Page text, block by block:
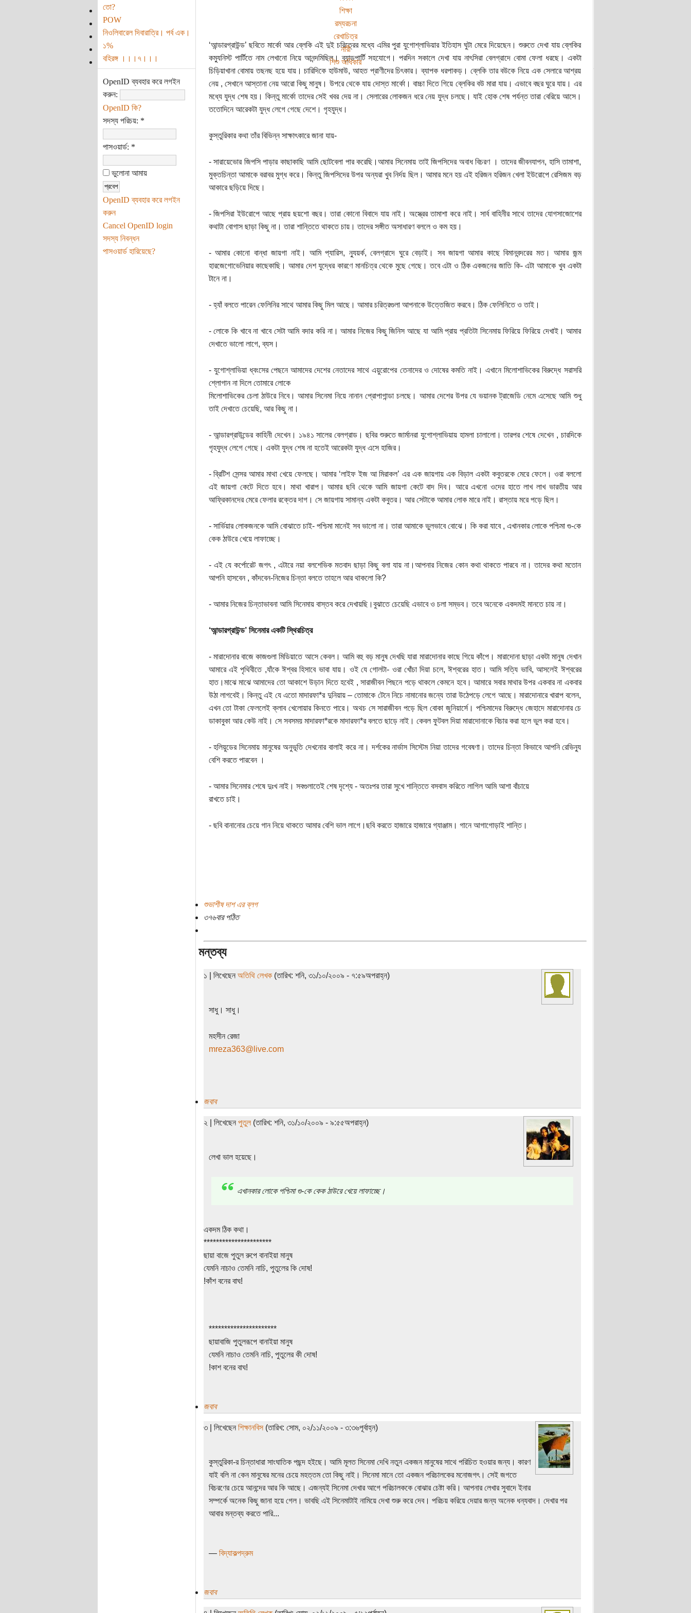
শিক্ষা
রম্যরচনা
রেখাচিত্র
নারী
শিশু অধিকার
তো?
POW
নিওলিবারেল দিবারাত্রি। পর্ব এক।
১%
বহিরঙ্গ ।।।৭।।।
OpenID ব্যবহার করে লগইন
করুন:
OpenID কি?
সদস্য পরিচয়: *
পাসওয়ার্ড: *
ভুলোনা আমায়
OpenID ব্যবহার করে লগইন
করুন
Cancel OpenID login
সদস্য নিবন্ধন
পাসওয়ার্ড হারিয়েছে?
‘আন্ডারগ্রাউন্ড’ ছবিতে মার্কো আর ব্লেকি এই দুই চরিত্রের মধ্যে এমির পুরা যুগোশ্লাভিয়ার ইতিহাস ঘুটা মেরে দিয়েছেন। শুরুতে দেখা যায় ব্লেকির
কম্যুনিস্ট পার্টিতে নাম লেখানো নিয়ে আনন্দমিছিল। ব্যান্ডপার্টি সহযোগে। পরদিন সকালে দেখা যায় নাৎসিরা বেলগ্রাদে বোমা ফেলা ধরছে। একটা
চিড়িয়াখানা বোমায় তছনছ হয়ে যায়। চারিদিকে হাউমাউ, আহত প্রাণীদের চিৎকার। ব্যাপক ধরপাকড়। ব্লেকি তার বউকে নিয়ে এক সেলারে আশ্রয়
নেয় , সেখানে আস্তানা নেয় আরো কিছু মানুষ। উপরে থেকে যায় দোস্ত মার্কো। বাচ্চা দিতে গিয়ে ব্লেকির বউ মারা যায়। এভাবে বছর ঘুরে যায়। এর
মধ্যে যুদ্ধ শেষ হয়। কিন্তু মার্কো তাদের সেই খবর দেয় না। সেলারের লোকজন ধরে নেয় যুদ্ধ চলছে। যাই হোক শেষ পর্যন্ত তারা বেরিয়ে আসে।
ততোদিনে আরেকটা যুদ্ধ লেগে গেছে দেশে। গৃহযুদ্ধ।
কুস্তুরিকার কথা তাঁর বিভিন্ন সাক্ষাৎকারে জানা যায়-
- সারায়েভোর জিপসি পাড়ার কাছাকাছি আমি ছোটবেলা পার করেছি।আমার সিনেমায় তাই জিপসিদের অবাধ বিচরণ । তাদের জীবনযাপন, হাসি তামাশা,
মুক্তচিন্তা আমাকে বরাবর মুগ্ধ করে। কিন্তু জিপসিদের উপর অন্যরা খুব নির্দয় ছিল। আমার মনে হয় এই হরিজন হরিজন খেলা ইউরোপে রেসিজম বড়
আকারে ছড়িয়ে দিছে।
- জিপসিরা ইউরোপে আছে প্রায় ছয়শো বছর। তারা কোনো বিবাদে যায় নাই। অস্ত্রের তামাশা করে নাই। সার্ব বাহিনীর সাথে তাদের যোগসাজোশের
কথাটা বোগাস ছাড়া কিছু না। তারা শান্তিতে থাকতে চায়। তাদের সঙ্গীত অসাধারণ বললে ও কম হয়।
- আমার কোনো বান্ধা জায়গা নাই। আমি প্যারিস, ন্যুয়র্ক, বেলগ্রাদে ঘুরে বেড়াই। সব জায়গা আমার কাছে বিমানবন্দরের মত। আমার জন্ম
হারজেগোভেনিয়ার কাছেকাছি। আমার দেশ যুদ্ধের কারণে মানচিত্র থেকে মুছে গেছে। তবে এটা ও ঠিক একজনের জাতি কি- এটা আমাকে খুব একটা
টানে না।
- হ্যাঁ বলতে পারেন ফেলিনির সাথে আমার কিছু মিল আছে। আমার চরিত্রগুলা আপনাকে উত্তেজিত করবে। ঠিক ফেলিনিতে ও তাই।
- লোকে কি খাবে না খাবে সেটা আমি বদার করি না। আমার নিজের কিছু জিনিস আছে যা আমি প্রায় প্রতিটা সিনেমায় ফিরিয়ে ফিরিয়ে দেখাই। আমার
দেখাতে ভালো লাগে, ব্যস।
- যুগোশ্লাভিয়া ধ্বংসের পেছনে আমাদের দেশের নেতাদের সাথে এয়ুরোপের তেনাদের ও দোষের কমতি নাই। এখানে মিলোশাভিকের বিরুদ্ধে সরাসরি
শ্লোগান না দিলে তোমারে লোকে
মিলোশাভিকের চেলা ঠাউরে নিবে। আমার সিনেমা নিয়ে নানান প্রোপাগান্ডা চলছে। আমার দেশের উপর যে ভয়ানক ট্রাজেডি নেমে এসেছে আমি শুধু
তাই দেখাতে চেয়েছি, আর কিছু না।
- আন্ডারগ্রাউন্ডের কাহিনী দেখেন। ১৯৪১ সালের বেলগ্রাড। ছবির শুরুতে জার্মানরা যুগোশ্লাভিয়ায় হামলা চালালো। তারপর শেষে দেখেন , চারদিকে
গৃহযুদ্ধ লেগে গেছে। একটা যুদ্ধ শেষ না হতেই আরেকটা যুদ্ধ এসে হাজির।
- ব্রিটিশ সেন্সর আমার মাথা খেয়ে ফেলছে। আমার ‘লাইফ ইজ আ মিরাকল’ এর এক জায়গায় এক বিড়াল একটা কবুতরকে মেরে ফেলে। ওরা বললো
এই জায়গা কেটে দিতে হবে। মাথা খারাপ। আমার ছবি থেকে আমি জায়গা কেটে বাদ দিব। আরে এখনো ওদের হাতে লাখ লাখ ভারতীয় আর
আফ্রিকানদের মেরে ফেলার রক্তের দাগ। সে জায়গায় সামান্য একটা কবুতর। আর সেটাকে আমার লোক মারে নাই। রাস্তায় মরে পড়ে ছিল।
- সার্ভিয়ার লোকজনকে আমি বোঝাতে চাই- পশ্চিমা মানেই সব ভালো না। তারা আমাকে ভুলভাবে বোঝে। কি করা যাবে , এখানকার লোকে পশ্চিমা গু-কে
কেক ঠাউরে খেয়ে লাফাচ্ছে।
- এই যে কর্পোরেট জগৎ , এটারে নয়া বলশেভিক মতবাদ ছাড়া কিছু বলা যায় না।আপনার নিজের কোন কথা থাকতে পারবে না। তাদের কথা মতোন
আপনি হাসবেন , কাঁদবেন-নিজের চিন্তা বলতে তাহলে আর থাকলো কি?
- আমার নিজের চিন্তাভাবনা আমি সিনেমায় বাস্তব করে দেখায়ছি।বুঝাতে চেয়েছি এভাবে ও চলা সম্ভব। তবে অনেকে একদমই মানতে চায় না।
‘আন্ডারগ্রাউন্ড’ সিনেমার একটি স্থিরচিত্র
- মারাদোনার বাজে কাজগুলা মিডিয়াতে আসে কেবল। আমি বহু বড় মানুষ দেখছি যারা মারাদোনার কাছে গিয়ে কাঁপে। মারাদোনা ছাড়া একটা মানুষ দেখান
আমারে এই পৃথিবীতে ,যাঁকে ঈশ্বর হিসাবে ভাবা যায়। ওই যে গোলটা- ওরা খোঁচা দিয়া চলে, ঈশ্বরের হাত। আমি সত্যি ভাবি, আসলেই ঈশ্বরের
হাত।মাঝে মাঝে আমাদের তো আকাশে উড়ান দিতে হবেই , সারাজীবন পিছনে পড়ে থাকলে কেমনে হবে। আমারে সবার মাথার উপর একবার না একবার
উঠা লাগবেই। কিন্তু এই যে এতো মাদারফা*র দুনিয়ায় – তোমাকে টেনে নিচে নামানোর জন্যে তারা উঠেপড়ে লেগে আছে। মারাদোনারে খারাপ বলেন,
এখন তো টাকা ফেললেই ক্লাব খেলোয়ার কিনতে পারে। অথচ সে সারাজীবন পড়ে ছিল বোকা জুনিয়ার্সে। পশ্চিমাদের বিরুদ্ধে জেহাদে মারাদোনার চে
ডাকাবুকা আর কেউ নাই। সে সবসময় মাদারফা*রকে মাদারফা*র বলতে ছাড়ে নাই। কেবল ফুটবল দিয়া মারাদোনাকে বিচার করা হলে ভুল করা হবে।
- হলিয়ুডের সিনেমায় মানুষের অনুভূতি দেখনোর বালাই করে না। দর্শকের নার্ভাস সিস্টেম নিয়া তাদের গবেষণা। তাদের চিন্তা কিভাবে আপনি রেভিন্যু
বেশি করতে পারবেন ।
- আমার সিনেমার শেষে দুঃখ নাই। সবগুলাতেই শেষ দৃশ্যে - অতঃপর তারা সুখে শান্তিতে বসবাস করিতে লাগিল আমি আশা বাঁচায়ে
রাখতে চাই।
- ছবি বানানোর চেয়ে গান নিয়ে থাকতে আমার বেশি ভাল লাগে।ছবি করতে হাজারে হাজারে গ্যাঞ্জাম। গানে আগাগোড়াই শান্তি।
শুভাশীষ দাশ এর ব্লগ
৩৭৬বার পঠিত
মন্তব্য
১ | লিখেছেন অতিথি লেখক(তারিখ: শনি, ৩১/১০/২০০৯ - ৭:৫৯অপরাহ্ন)
সাধু। সাধু।
মহসীন রেজা
mreza363@live.com
জবাব
২ | লিখেছেন পুতুল(তারিখ: শনি, ৩১/১০/২০০৯ - ৯:৫৫অপরাহ্ন)
লেখা ভাল হয়েছে।
এখানকার লোকে পশ্চিমা গু-কে কেক ঠাউরে খেয়ে লাফাচ্ছে।
একদম ঠিক কথা।
**********************
ছায়া বাজে পুতুল রুপে বানাইয়া মানুষ
যেমনি নাচাও তেমনি নাচি, পুতুলের কি দোষ!
!কাঁশ বনের বাঘ!
**********************
ছায়াবাজি পুতুলরূপে বানাইয়া মানুষ
যেমনি নাচাও তেমনি নাচি, পুতুলের কী দোষ!
!কাশ বনের বাঘ!
জবাব
৩ | লিখেছেন শিক্ষানবিস(তারিখ: সোম, ০২/১১/২০০৯ - ৩:৩৬পূর্বাহ্ন)
কুস্তুরিকা-র চিন্তাধারা সাংঘাতিক পছন্দ হইছে। আমি মূলত সিনেমা দেখি নতুন একজন মানুষের সাথে পরিচিত হওয়ার জন্য। কারণ
যাই বলি না কেন মানুষের মনের চেয়ে মহত্তম তো কিছু নাই। সিনেমা মানে তো একজন পরিচালকের মনোজগৎ। সেই জগতে
বিচরণের চেয়ে আনন্দের আর কি আছে। এজন্যই সিনেমা দেখার আগে পরিচালককে বোঝার চেষ্টা করি। আপনার লেখার সুবাদে ইনার
সম্পর্কে অনেক কিছু জানা হয়ে গেল। ভাবছি এই সিনেমাটাই নামিয়ে দেখা শুরু করে দেব। পরিচয় করিয়ে দেয়ার জন্য অনেক ধন্যবাদ। দেখার পর
আবার মন্তব্য করতে পারি...
— বিদ্যাকল্পদ্রুম
জবাব